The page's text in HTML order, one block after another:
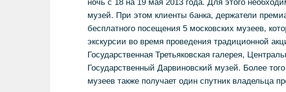
ночь с 18 на 19 мая 2013 года. Для этого
музей. При этом клиенты банка, держатели
бесплатного посещения 5 московских музеев,
экскурсии во время проведения традиционной
Государственная Третьяковская галерея,
Государственный Дарвиновский музей. Более
музеев также получает один спутник владельца